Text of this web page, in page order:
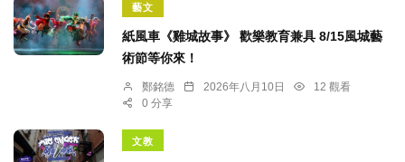
藝文
紙風車《雞城故事》 歡樂教育兼具 8/15風城藝
術節等你來！
鄭銘德 2026年八月10日
12 觀看
0 分享
文教